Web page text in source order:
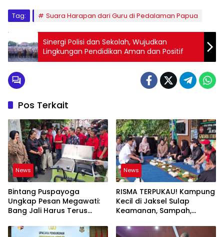
Tag: Suara Harapan dari Guru di Pedalaman Papua
Sinergi Polisi dan Sekolah, Wujudkan
Lingkungan Pendidikan Aman dan Positif
Pos Terkait
News
Bintang Puspayoga
Ungkap Pesan Megawati:
Bang Jali Harus Terus
Dikembangkan
News
RISMA TERPUKAU! Kampung
Kecil di Jaksel Sulap
Keamanan, Sampah,
Jadi Satu Sistem